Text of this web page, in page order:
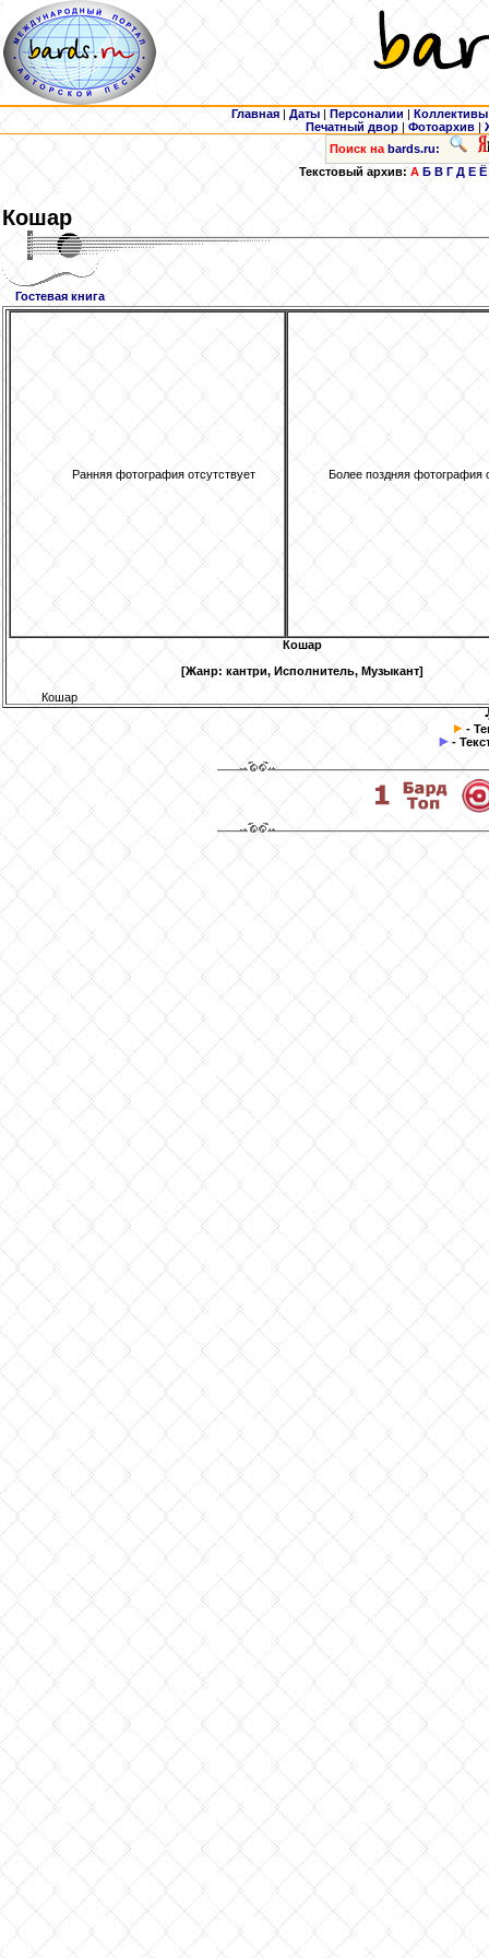
Главная | Даты | Персоналии | Коллективы
Печатный двор |Фотоархив |
Поиск на bards.ru:
Текстовый архив:А Б В Г Д Е Ё
Кошар
Гостевая книга
Ранняя фотография отсутствует Более поздняя фотография
Кошар
[Жанр: кантри, Исполнитель, Музыкант]
Кошар
-
-